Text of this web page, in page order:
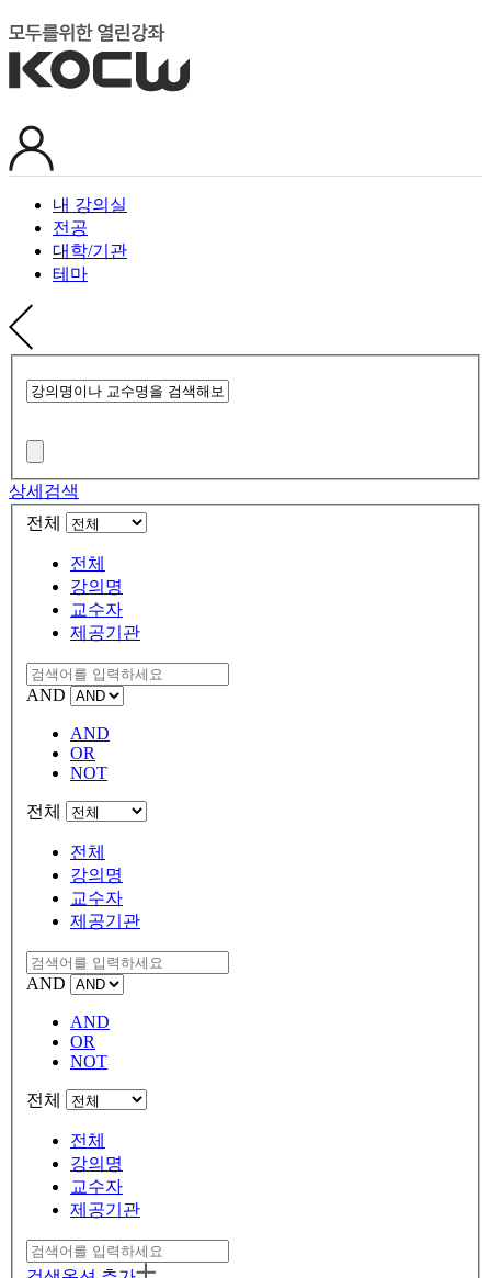
내 강의실
전공
대학/기관
테마
상세검색
전체
전체
강의명
교수자
제공기관
AND
AND
OR
NOT
전체
전체
강의명
교수자
제공기관
AND
AND
OR
NOT
전체
전체
강의명
교수자
제공기관